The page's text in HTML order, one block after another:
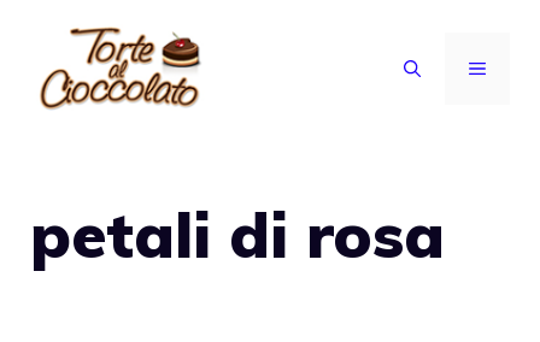
contenuto
MENU
petali di rosa